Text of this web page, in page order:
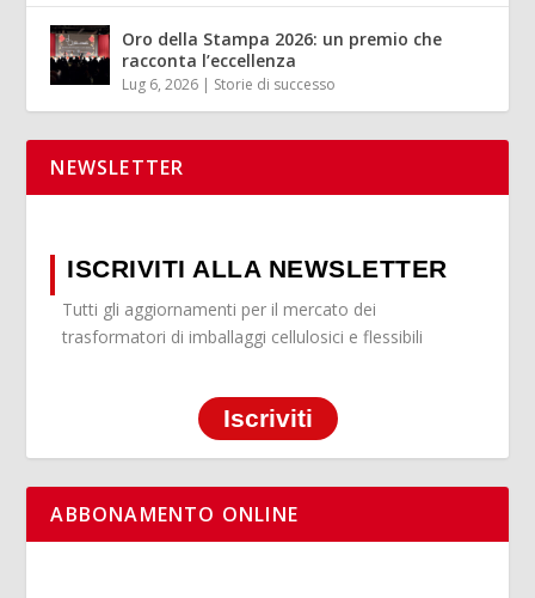
Oro della Stampa 2026: un premio che
racconta l’eccellenza
Lug 6, 2026 | Storie di successo
NEWSLETTER
ISCRIVITI ALLA NEWSLETTER
Tutti gli aggiornamenti per il mercato dei
trasformatori di imballaggi cellulosici e flessibili
Iscriviti
ABBONAMENTO ONLINE